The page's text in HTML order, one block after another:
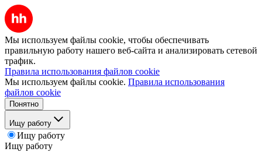
Мы используем файлы cookie, чтобы обеспечивать
правильную работу нашего веб-сайта и анализировать сетевой
трафик.
Правила использования файлов cookie
Мы используем файлы cookie. Правила использования
файлов cookie
Понятно
Ищу работу
Ищу работу
Ищу работу